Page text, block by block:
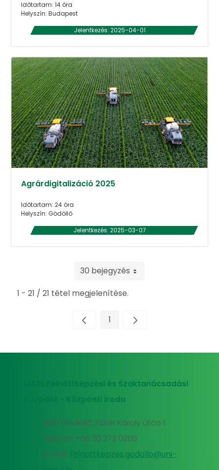
Időtartam: 14 óra
Helyszín: Budapest
Jelentkezés: 2025-04-01
Agrárdigitalizáció 2025
Időtartam: 24 óra
Helyszín: Gödöllő
Jelentkezés: 2025-03-07
30 bejegyzés
1 - 21 / 21 tétel megjelenítése.
Oldal
1
MATE Felnőttképzési és Szaktanácsadási
Központ - Központi iroda
2100 Gödöllő, Páter Károly utca 1.
Telefon: +36 30 272 0206
E-mail:
felnottkepzes.godollo@uni-